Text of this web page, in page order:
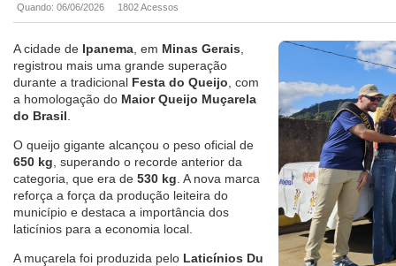
Quando: 06/06/2026 1802 Acessos
A cidade de Ipanema , em Minas Gerais
registrou mais uma grande superação
durante a tradicional Festa do Queijo , com
a homologação do Maior Queijo Muçarela
do Brasil
O queijo gigante alcançou o peso oficial de
650 kg , superando o recorde anterior da
categoria, que era de 530 kg . A nova marca
reforça a força da produção leiteira do
município e destaca a importância dos
laticínios para a economia local.
A muçarela foi produzida pelo Laticínios Du